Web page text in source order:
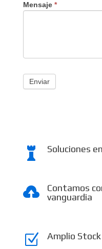
Mensaje *
Enviar
 Soluciones

Contamos
vanguardia
Z Amplio Stock